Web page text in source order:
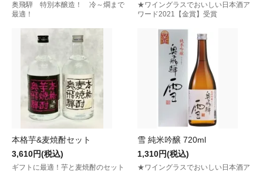
奥飛騨 特別本醸造！ 冷～燗まで
最適！
★ワイングラスでおいしい日本酒ア
ワード2021【金賞】受賞
本格芋&麦焼酎セット
3,610円(税込)
ギフトに最適！芋と麦焼酎のセット
雪 純米吟醸 720ml
1,310円(税込)
★ワイングラスでおいしい日本酒ア